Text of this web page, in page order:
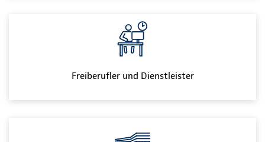
Freiberufler und Dienstleister